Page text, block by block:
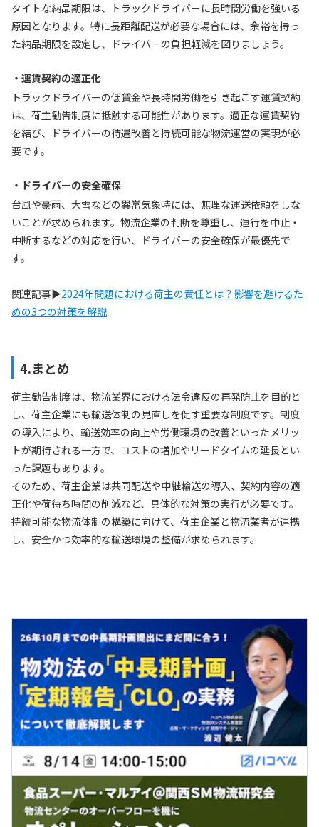
タイトな納品期限は、トラックドライバーに長時間労働を強いる
原因となります。特に長距離配送が必要な場合には、余裕を持っ
た納品期限を設定し、ドライバーの負担軽減を図りましょう。
・運賃契約の適正化
トラックドライバーの低賃金や長時間労働を引き起こす運賃契約
は、荷主勧告制度に抵触する可能性があります。適正な運賃契約
を結び、ドライバーの待遇改善と持続可能な物流運営の実現が必
要です。
・ドライバーの安全確保
台風や豪雨、大雪などの異常気象時には、無理な運送依頼をしな
いことが求められます。物流企業の判断を尊重し、運行を中止・
中断するなどの対応を行い、ドライバーの安全確保が最優先で
す。
関連記事▶2024年問題における荷主の責任とは？影響を避けるた
めの3つの対策を解説
4.まとめ
荷主勧告制度は、物流業界における法令違反の再発防止を目的と
し、荷主企業にも輸送体制の見直しを促す重要な制度です。制度
の導入により、輸送効率の向上や労働環境の改善といったメリッ
トが期待される一方で、コストの増加やリードタイムの延長とい
った課題もあります。
そのため、荷主企業は共同配送や中継輸送の導入、契約内容の適
正化や荷待ち時間の削減など、具体的な対策の実行が必要です。
持続可能な物流体制の構築に向けて、荷主企業と物流業者が連携
し、安全かつ効率的な輸送環境の整備が求められます。